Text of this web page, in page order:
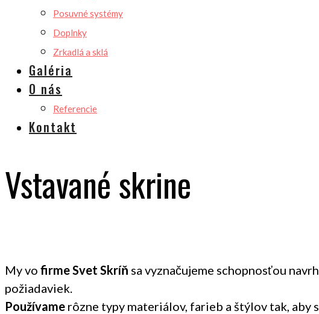
Posuvné systémy
Doplnky
Zrkadlá a sklá
Galéria
O nás
Referencie
Kontakt
Vstavané skrine
My vo firme Svet Skríň sa vyznačujeme schopnosťou
požiadaviek.
Používame rôzne typy materiálov, farieb a štýlov tak, aby